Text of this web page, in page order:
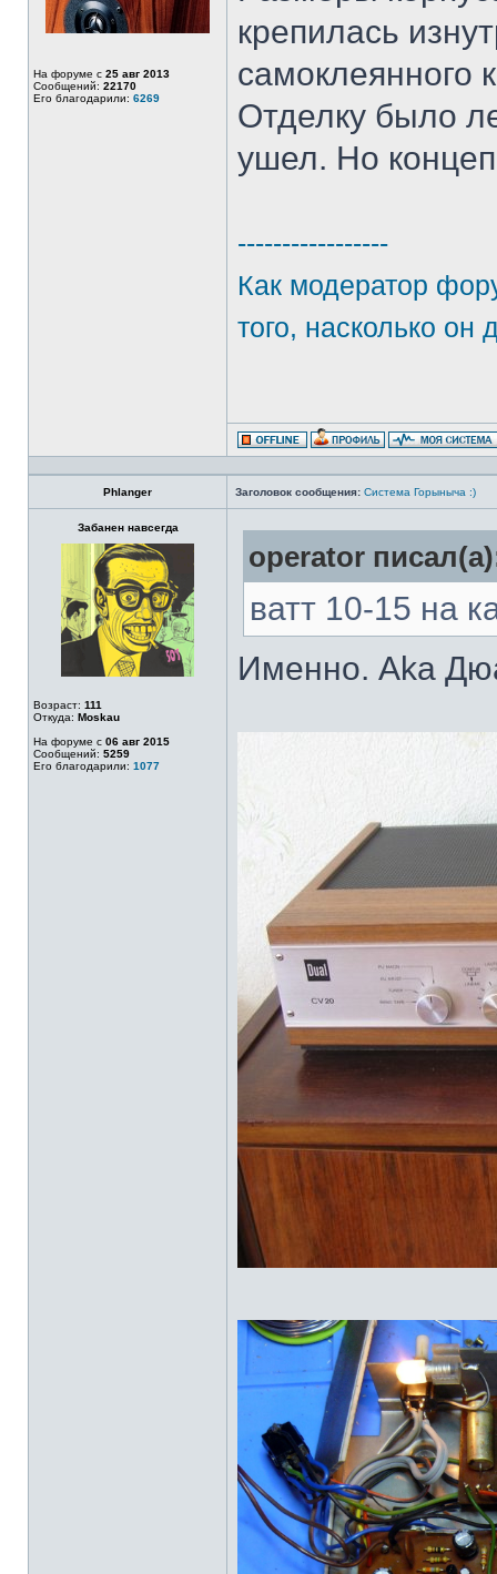
На форуме с 25 авг 2013
Сообщений: 22170
Его благодарили: 6269
крепилась
самоклеянного
Отделку было
ушел. Но
-----------------
Как модератор
того, насколько он
Phlanger Заголовок сообщения: Система Горыныча :)
Забанен навсегда
Возраст: 111
Откуда: Moskau
На форуме с 06 авг 2015
Сообщений: 5259
Его благодарили: 1077
operator
ватт 10-15 на
Именно. Aka